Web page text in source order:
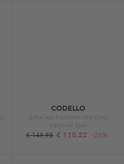
CODELLO
Schal aus Kaschmir-Mix Grau
Kasjmier Sjaal
€ 149,95 € 110,22 -26%